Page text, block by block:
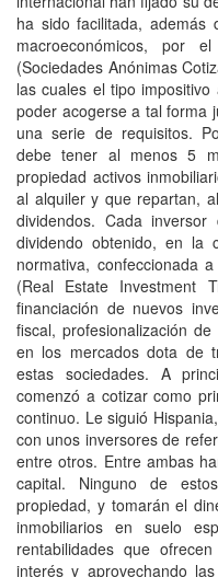
ha sido facilitada,
macroeconómicos, por
(Sociedades Anónimas
las cuales el tipo
poder acogerse a tal forma
una serie de requisitos.
debe tener al menos 5
propiedad activos
al alquiler y que repartan,
dividendos. Cada
dividendo obtenido, en la
normativa, confeccionada
(Real Estate Investment
financiación de nuevos
fiscal, profesionalización
en los mercados dota de
estas sociedades. A
comenzó a cotizar como
continuo. Le siguió
con unos inversores de
entre otros. Entre ambas
capital. Ninguno de
propiedad, y tomarán el
inmobiliarios en suelo
rentabilidades que
interés y aprovechando